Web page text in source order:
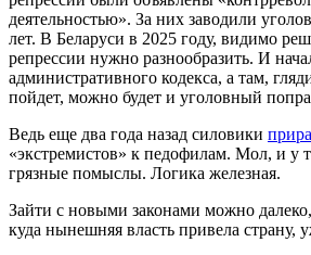
деятельностью». За них заводили
лет. В Беларуси в 2025 году, видимо
репрессии нужно разнообразить. И
административного кодекса, а там,
пойдет, можно будет и уголовный
Ведь еще два года назад силовики
«экстремистов» к педофилам. Мол, и у
грязные помыслы. Логика железная.
Зайти с новыми законами можно далеко,
куда нынешняя власть привела страну,